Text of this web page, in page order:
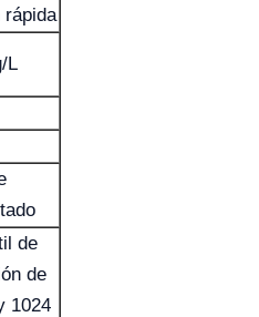
rápida
L
de
de
1024